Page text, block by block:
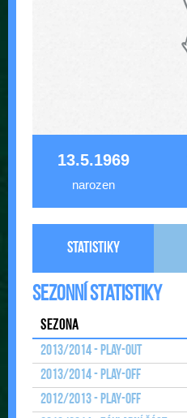
13.5.1969
narozen
Statistiky
Sezonní statistiky
Sezona
2013/2014 - Play-out
2013/2014 - Play-off
2012/2013 - Play-off